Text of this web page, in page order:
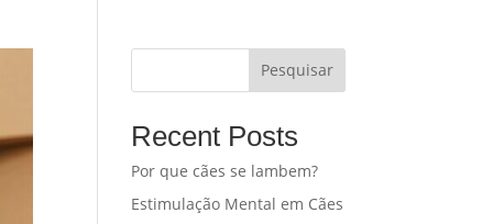
Pesquisar
Recent Posts
Por que cães se lambem?
Estimulação Mental em Cães